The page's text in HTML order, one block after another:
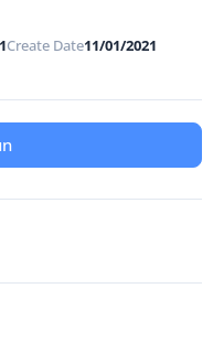
1Create Date11/01/2021